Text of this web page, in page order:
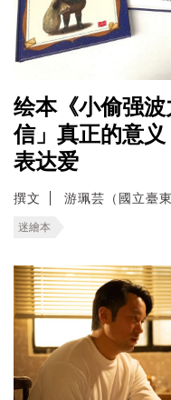
绘本《小偷强
信」真正的意
表达爱
撰文 游珮芸（國立臺
迷繪本